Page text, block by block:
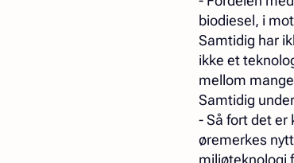
biodiesel, i
Samtidig har
ikke et
mellom
Samtidig
- Så fort det er
øremerkes
miljøteknologi